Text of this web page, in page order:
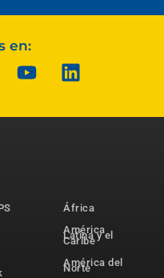
en:
África
América
Latina y el
Caribe
América del
Norte